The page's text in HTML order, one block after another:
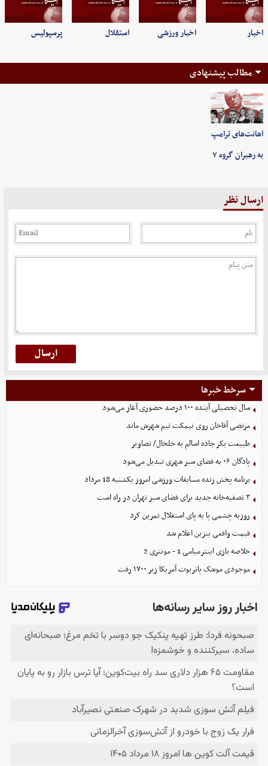
اخبار اخبار ورزشی استقلال پرسپولیس
مطالب پیشنهادی
اهانت‌های ترامپ
به رهبران گروه ۷
ارسال نظر
سرخط خبرها
سال تحصیلی آینده ۱۰۰ درصد حضوری آغاز می‌شود
مرتضی آقاخان روی نیمکت تیم شهرش ماند
طبیعت بکر جاده اسالم به خلخال/ تصاویر
پادگان ۰۶ به فضای سبز شهری تبدیل می‌شود
برنامه پخش زنده مسابقات ورزشی امروز یکشنبه 18 مرداد
۳ تصفیه‌خانه جدید برای فضای سبز تهران در راه است
روزبه چشمی پا به پای استقلال تمرین کرد
قیمت واقعی بنزین اعلام شد
خلاصه بازی اینترمیامی 1 - مونتری 2
موجودی موشک پاتریوت آمریکا زیر ۱۷۰۰ رفت